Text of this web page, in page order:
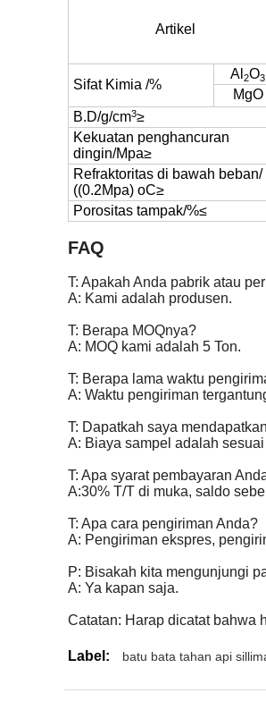
Artikel
Sifat Kimia /%
Al 2O3
MgO
B.D/g/cm3≥
Kekuatan penghancuran
dingin/Mpa≥
Refraktoritas di bawah beban/
((0.2Mpa) oC≥
Porositas tampak/%≤
FAQ
T: Apakah Anda pabrik atau
A: Kami adalah produsen.
T: Berapa MOQnya?
A: MOQ kami adalah 5 Ton.
T: Berapa lama waktu
A: Waktu pengiriman
T: Dapatkah saya
A: Biaya sampel adalah
T: Apa syarat pembayaran
A:30% T/T di muka, saldo
T: Apa cara pengiriman Anda?
A: Pengiriman ekspres,
P: Bisakah kita mengunjungi
A: Ya kapan saja.
Catatan: Harap dicatat bahwa
Label: batu bata tahan api